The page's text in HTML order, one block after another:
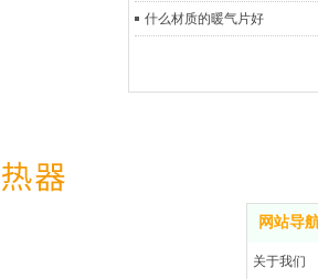
什么材质的暖气片好
网站导
关于我们